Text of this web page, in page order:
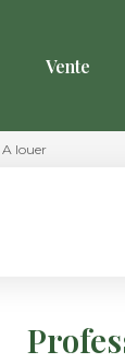
Vente
A louer